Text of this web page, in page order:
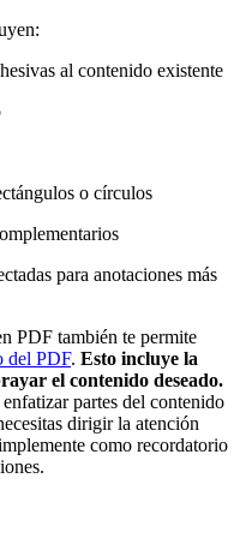
al contenido existente
o círculos
para anotaciones más
PDF también te permite
del PDF. Esto incluye la
el contenido deseado.
partes del contenido
dirigir la atención
como recordatorio